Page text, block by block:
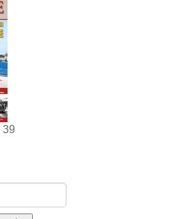
39